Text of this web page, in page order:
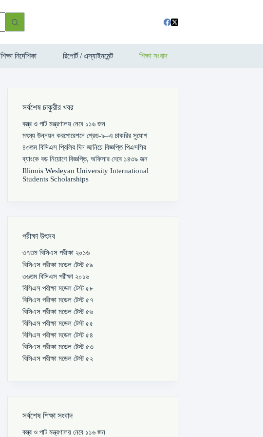
শিক্ষা নির্দেশিকা রিপোর্ট / এস্যাইনমেন্ট শিক্ষা সংবাদ
সর্বশেষ চাকুরীর খবর
বস্ত্র ও পাট মন্ত্রণালয় নেবে ১১৬ জন
মৎস্য উন্নয়ন করপোরেশনে গ্রেড-৯–এ চাকরির সুযোগ
৪৩তম বিসিএস প্রিলির দিন জানিয়ে বিজ্ঞপ্তি পিএসসির
ব্যাংকে বড় নিয়োগে বিজ্ঞপ্তি, অফিসার নেবে ১৪৩৯ জন
Illinois Wesleyan University International
Students Scholarships
পরীক্ষা উৎসব
৩৭তম বিসিএস পরীক্ষা ২০১৬
বিসিএস পরীক্ষা মডেল টেস্ট ৫৯
৩৬তম বিসিএস পরীক্ষা ২০১৬
বিসিএস পরীক্ষা মডেল টেস্ট ৫৮
বিসিএস পরীক্ষা মডেল টেস্ট ৫৭
বিসিএস পরীক্ষা মডেল টেস্ট ৫৬
বিসিএস পরীক্ষা মডেল টেস্ট ৫৫
বিসিএস পরীক্ষা মডেল টেস্ট ৫৪
বিসিএস পরীক্ষা মডেল টেস্ট ৫৩
বিসিএস পরীক্ষা মডেল টেস্ট ৫২
সর্বশেষ শিক্ষা সংবাদ
বস্ত্র ও পাট মন্ত্রণালয় নেবে ১১৬ জন